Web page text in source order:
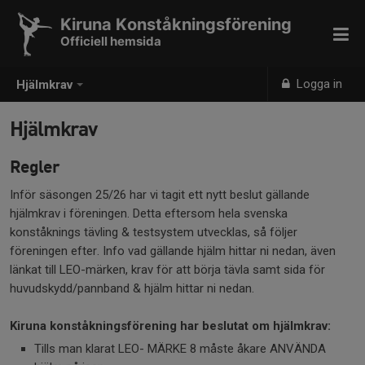
Hjälmkrav Logga in
Kiruna Konståkningsförening
Officiell hemsida
Hjälmkrav
Regler
Inför säsongen 25/26 har vi tagit ett nytt beslut gällande
hjälmkrav i föreningen. Detta eftersom hela svenska
konståknings tävling & testsystem utvecklas, så följer
föreningen efter. Info vad gällande hjälm hittar ni nedan, även
länkat till LEO-märken, krav för att börja tävla samt sida för
huvudskydd/pannband & hjälm hittar ni nedan.
Kiruna konståkningsförening har beslutat om hjälmkrav:
Tills man klarat LEO- MÄRKE 8 måste åkare ANVÄNDA